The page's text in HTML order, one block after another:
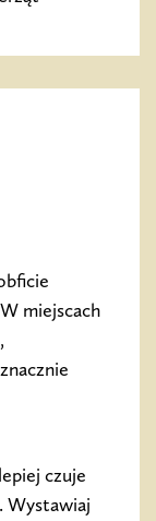
miejscach
czuje
Wystawiaj